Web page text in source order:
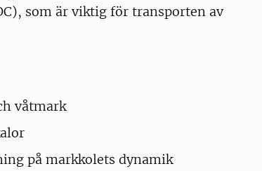
som är viktig för transporten av
våtmark
på markkolets dynamik